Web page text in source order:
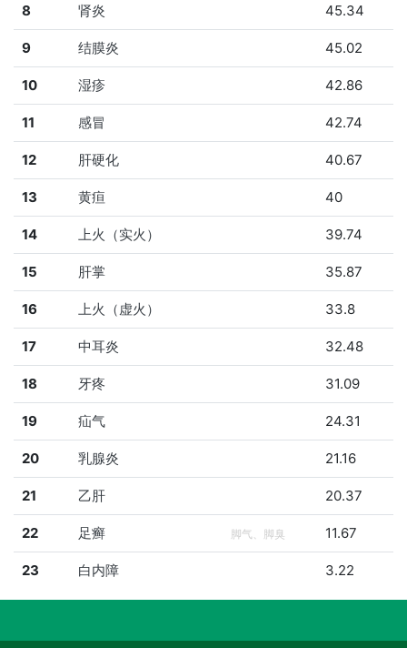
8 肾炎 45.34
9 结膜炎 45.02
10 湿疹 42.86
11 感冒 42.74
12 肝硬化 40.67
13 黄疸 40
14 上火（实火） 39.74
15 肝掌 35.87
16 上火（虚火） 33.8
17 中耳炎 32.48
18 牙疼 31.09
19 疝气 24.31
20 乳腺炎 21.16
21 乙肝 20.37
22 足癣 脚气、脚臭 11.67
23 白内障 3.22